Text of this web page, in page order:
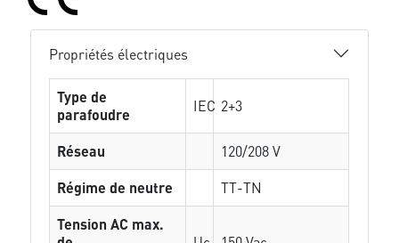
Propriétés électriques
Type de
parafoudre
IEC 2+3
Réseau
120/208 V
Régime de neutre
TT-TN
Tension AC max.